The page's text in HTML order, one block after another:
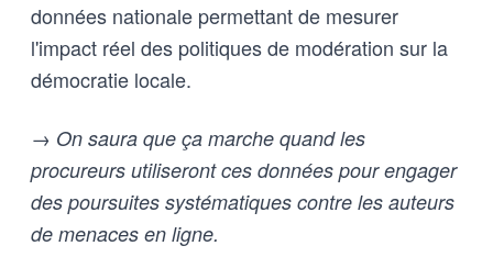
données nationale permettant de mesurer
l'impact réel des politiques de modération sur la
démocratie locale.
→ On saura que ça marche quand les
procureurs utiliseront ces données pour engager
des poursuites systématiques contre les auteurs
de menaces en ligne.